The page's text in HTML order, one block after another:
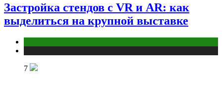
Застройка стендов с VR и AR: как
выделиться на крупной выставке
7